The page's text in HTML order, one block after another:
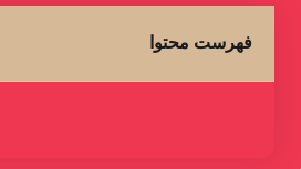
فهرست محتوا